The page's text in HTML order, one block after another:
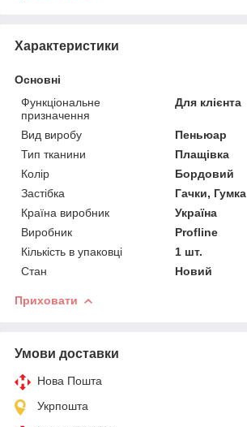
Характеристики
Основні
Функціональне
призначення
Для клієнта
Вид виробу
Пеньюар
Тип тканини
Плащівка
Колір
Бордовий
Застібка
Гачки, Гумка
Країна виробник
Україна
Виробник
Profline
Кількість в упаковці
1 шт.
Стан
Новий
Приховати
Умови доставки
Нова Пошта
Укрпошта